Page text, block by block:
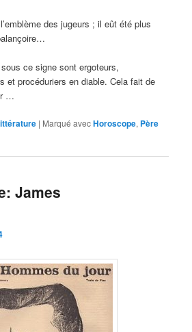
des jugeurs ; il eût été plus
ce signe sont ergoteurs,
et procéduriers en diable. Cela fait de
…
| Marqué avecHoroscope, Père
James